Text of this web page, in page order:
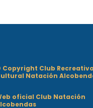
Copyright Club
Natación
oficial Club Natación